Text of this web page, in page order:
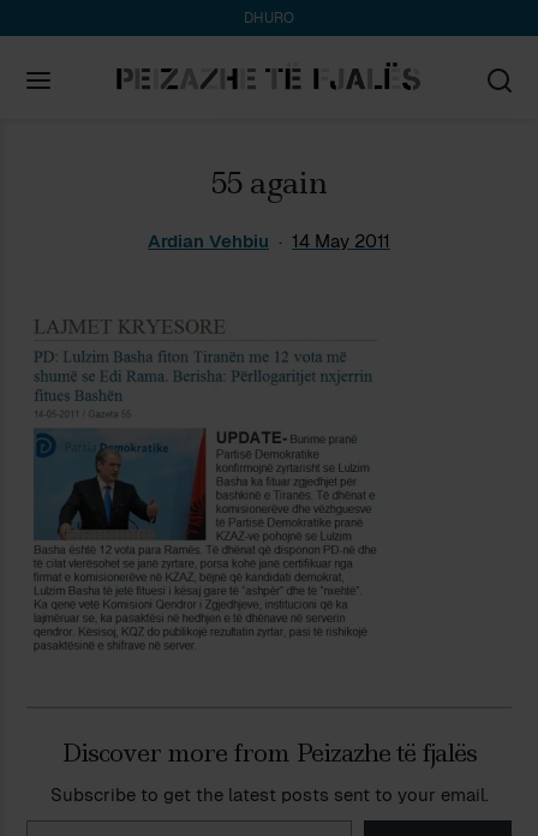
DHURO
55 again
Ardian Vehbiu 14 May 2011
Discover more from Peizazhe të fjalës
Subscribe to get the latest posts sent to your email.
Type your email…